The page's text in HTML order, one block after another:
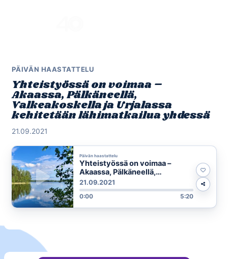
PÄIVÄN HAASTATTELU
Yhteistyössä on voimaa –
Akaassa, Pälkäneellä,
Valkeakoskella ja Urjalassa
kehitetään lähimatkailua yhdessä
21.09.2021
Päivän haastattelu
Yhteistyössä on voimaa –
Akaassa, Pälkäneellä,
Valkeakoskella ja Urjalassa
kehitetään lähimatkailua
yhdessä
21.09.2021
0:00 5:20